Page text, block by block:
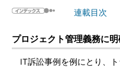
連載目次
プロジェクト管理義務に
IT訴訟事例を例にとり、